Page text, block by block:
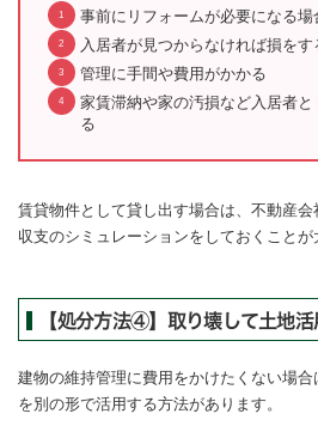
事前にリフォームが必要になる場
入居者が見つからなければ損を
管理に手間や費用がかかる
家賃滞納や家の汚損など入居者
る
賃貸物件として貸し出す場合は、不動産
収支のシミュレーションをしておくことが
【処分方法④】取り壊して土地活
建物の維持管理に費用をかけたくない場
を別の形で活用する方法があります。